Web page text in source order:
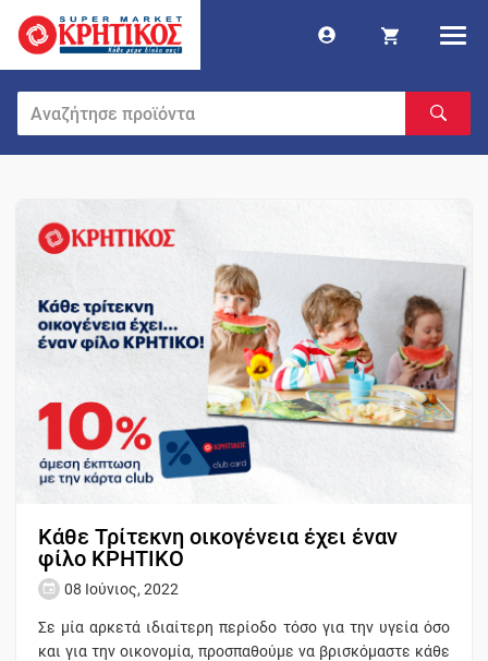
Κάθε Τρίτεκνη οικογένεια έχει έναν
φίλο ΚΡΗΤΙΚΟ
08 Ιούνιος, 2022
Σε μία αρκετά ιδιαίτερη περίοδο τόσο για την υγεία όσο
και για την οικονομία, προσπαθούμε να βρισκόμαστε κάθε